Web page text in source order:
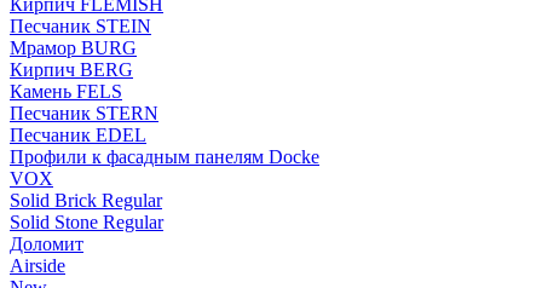
Кирпич FLEMISH
Пес­ча­ник STEIN
Мрамор BURG
Кирпич BERG
Камень FELS
Пес­ча­ник STERN
Пес­ча­ник EDEL
Профили к фасадным панелям Docke
VOX
Solid Brick Regular
Solid Stone Regular
Доломит
Airside